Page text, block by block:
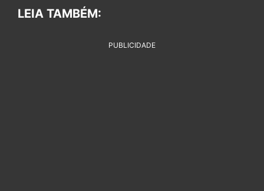
LEIA TAMBÉM:
PUBLICIDADE